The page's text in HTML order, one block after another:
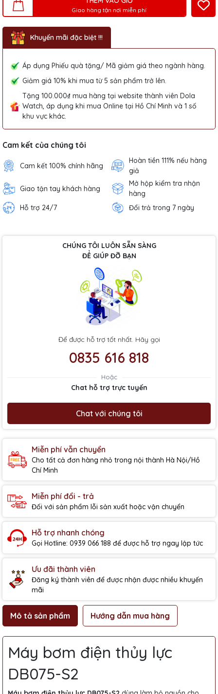
Giao hàng tận nơi miễn phí
Khuyến mãi đặc biệt !!!
Áp dụng Phiếu quà tặng/ Mã giảm giá theo ngành hàng.
Giảm giá 10% khi mua từ 5 sản phẩm trở lên.
Tặng 100.000₫ mua hàng tại website thành viên Dola
Watch, áp dụng khi mua Online tại Hồ Chí Minh và 1 số
khu vực khác.
Cam kết của chúng tôi
Cam kết 100% chính hãng
Hoàn tiền 111% nếu hàng
giả
Giao tận tay khách hàng
Mở hộp kiểm tra nhận
hàng
Hỗ trợ 24/7
Đổi trả trong 7 ngày
CHÚNG TÔI LUÔN SẴN SÀNG
ĐỂ GIÚP ĐỠ BẠN
Để được hỗ trợ tốt nhất. Hãy gọi
0835 616 818
Hoặc
Chat hỗ trợ trực tuyến
Chat với chúng tôi
Miễn phí vẫn chuyển
Cho tất cả đơn hàng nhỏ trong nội thành Hà Nội/Hồ
Chí Minh
Miễn phí đổi - trả
Đối với sản phẩm lỗi sản xuất hoặc vận chuyển
Hỗ trợ nhanh chóng
Gọi Hotline: 0939 066 188 để được hỗ trợ ngay lập tức
Ưu đãi thành viên
Đăng ký thành viên để được nhận được nhiều khuyến
mãi
Mô tả sản phẩm Hướng dẫn mua hàng
Máy bơm điện thủy lực
DB075-S2